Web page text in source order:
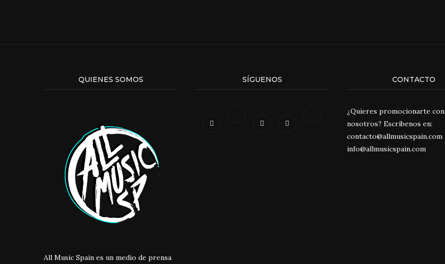
QUIENES SOMOS
All Music Spain es un medio de prensa
SÍGUENOS CONTACTO
¿Quieres promocionarte con
nosotros? Escríbenos en:
contacto@allmusicspain.com
info@allmusicspain.com